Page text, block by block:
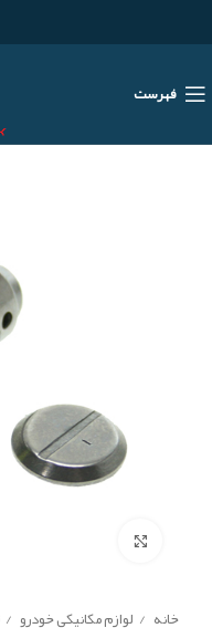
فهرست
خانه لوازم مکانیکی خودرو